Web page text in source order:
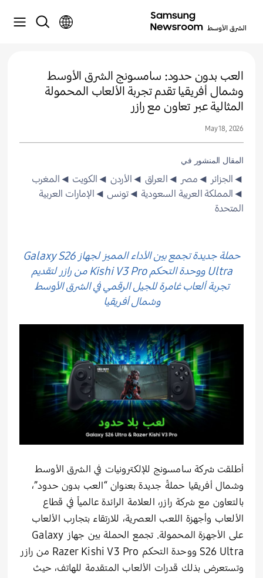
العب بدون حدود: سامسونج الشرق الأوسط
وشمال أفريقيا تقدم تجربة الألعاب المحمولة
المثالية عبر تعاون مع رازر
May 18, 2026
المقال المنشور في
◄الجزائر ◄مصر ◄العراق ◄الأردن ◄الكويت ◄المغرب
◄المملكة العربية السعودية ◄تونس ◄الإمارات العربية
المتحدة
حملة جديدة تجمع بين الأداء المميز لجهاز Galaxy S26
Ultra ووحدة التحكم Kishi V3 Pro من رازر لتقديم
تجربة ألعاب غامرة للجيل الرقمي في الشرق الأوسط
وشمال أفريقيا
أطلقت شركة سامسونج للإلكترونيات في الشرق الأوسط
وشمال أفريقيا حملةً جديدة بعنوان “العب بدون حدود”،
بالتعاون مع شركة رازر، العلامة الرائدة عالمياً في قطاع
الألعاب وأجهزة اللعب العصرية، للارتقاء بتجارب الألعاب
على الأجهزة المحمولة. تجمع الحملة بين جهاز Galaxy
S26 Ultra ووحدة التحكم Razer Kishi V3 Pro من رازر
وتستعرض بذلك قدرات الألعاب المتقدمة للهاتف، حيث